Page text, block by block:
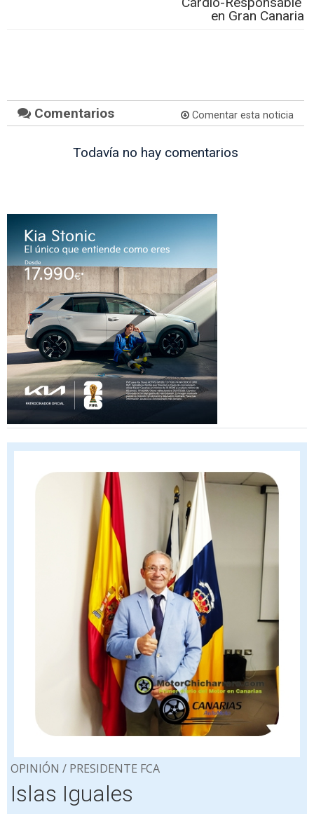
en Gran Canaria
Comentarios Comentar esta noticia
Todavía no hay comentarios
OPINIÓN / PRESIDENTE FCA
Islas Iguales